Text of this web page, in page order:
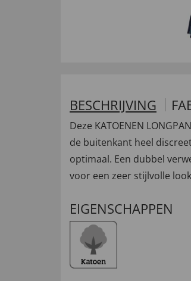
BESCHRIJVING
Deze KATOENEN
de buitenkant heel
optimaal. Een dubbel
voor een zeer stijlvolle
EIGENSCHAPPEN